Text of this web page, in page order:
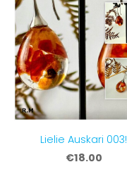
Lielie Auskari 003!
€18.00